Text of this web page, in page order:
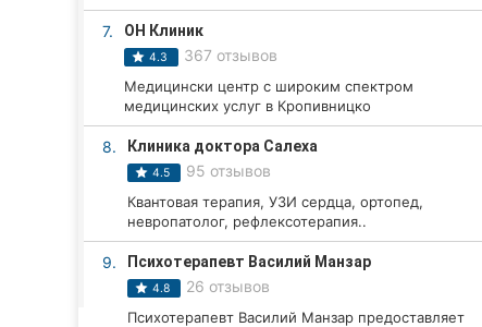
Запорожье
Львов
7. ОН Клиник
4.3 367 отзывов
Медицински центр с широким спектром
медицинских услуг в Кропивницко
8. Клиника доктора Салеха
4.5 95 отзывов
Квантовая терапия, УЗИ сердца, ортопед,
невропатолог, рефлексотерапия..
9. Психотерапевт Василий Манзар
4.8 26 отзывов
Психотерапевт Василий Манзар предоставляет